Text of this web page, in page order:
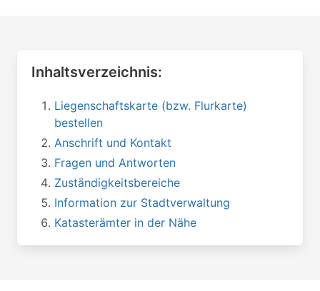
Inhaltsverzeichnis:
Liegenschaftskarte (bzw. Flurkarte)
bestellen
Anschrift und Kontakt
Fragen und Antworten
Zuständigkeitsbereiche
Information zur Stadtverwaltung
Katasterämter in der Nähe